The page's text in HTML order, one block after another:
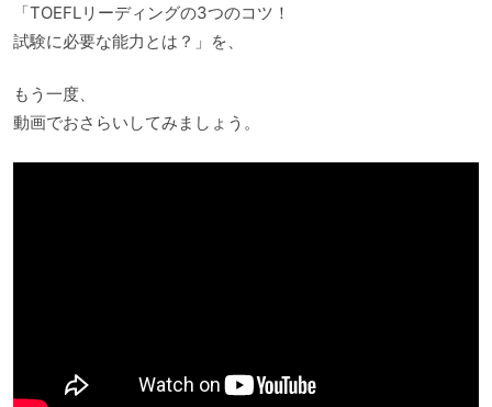
「TOEFLリーディングの3つのコツ！
試験に必要な能力とは？」を、
もう一度、
動画でおさらいしてみましょう。